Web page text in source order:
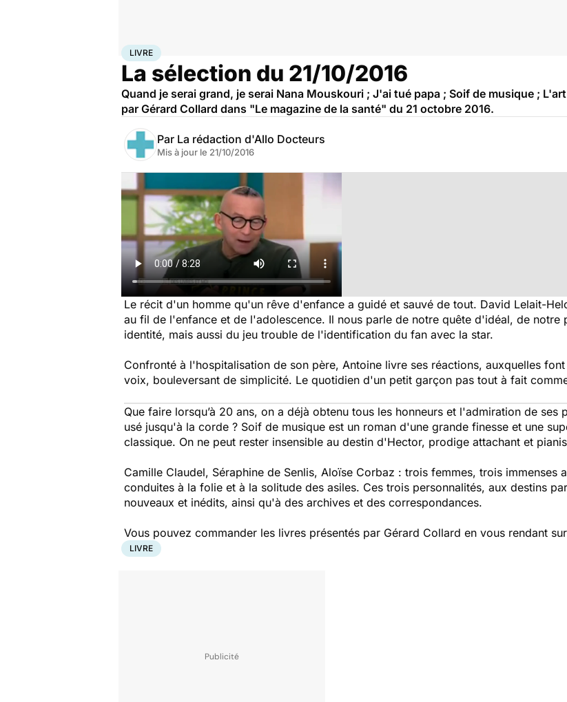
AccueilSanté
LIVRE
La sélection du 21/10/2016
Quand je serai grand, je serai Nana Mouskouri ; J'ai tué papa ; Soif de musique ;
par Gérard Collard dans "Le magazine de la santé" du 21 octobre 2016.
Par La rédaction d'Allo Docteurs
Mis à jour le 21/10/2016
Le récit d'un homme qu'un rêve d'enfance a guidé et sauvé de tout. David Lelait-
au fil de l'enfance et de l'adolescence. Il nous parle de notre quête d'idéal, de
identité, mais aussi du jeu trouble de l'identification du fan avec la star.
Confronté à l'hospitalisation de son père, Antoine livre ses réactions, auxquelles
voix, bouleversant de simplicité. Le quotidien d'un petit garçon pas tout à fait
Que faire lorsqu’à 20 ans, on a déjà obtenu tous les honneurs et l'admiration de
usé jusqu'à la corde ? Soif de musique est un roman d'une grande finesse et une
classique. On ne peut rester insensible au destin d'Hector, prodige attachant et
Camille Claudel, Séraphine de Senlis, Aloïse Corbaz : trois femmes, trois immenses
conduites à la folie et à la solitude des asiles. Ces trois personnalités, aux destins
nouveaux et inédits, ainsi qu'à des archives et des correspondances.
Vous pouvez commander les livres présentés par Gérard Collard en vous rendant
LIVRE